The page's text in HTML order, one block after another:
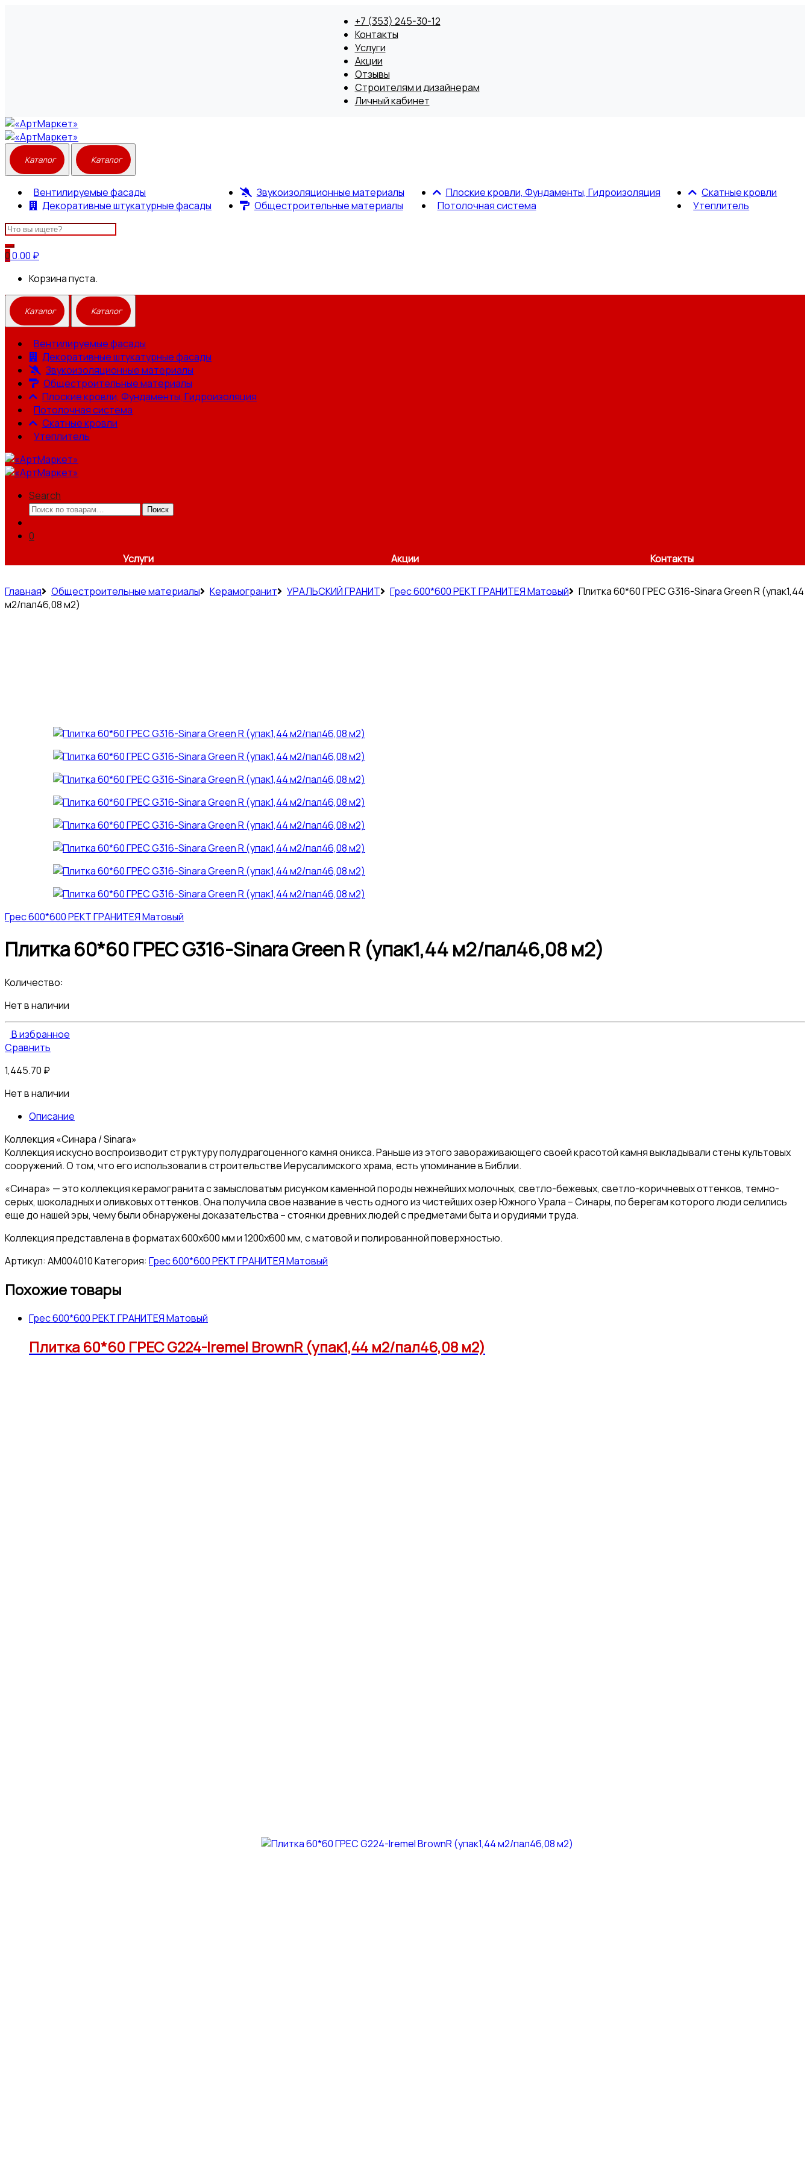
Вентилируемые фасады
Декоративные штукатурные фасады
Звукоизоляционные материалы
Общестроительные материалы
Плоские кровли, Фундаменты, Гидроизоляция
Потолочная система
Скатные кровли
Утеплитель
Search
for:
00.00 ₽
Корзина пуста.
+7 (353) 245-30-12
Контакты
Услуги
Акции
Отзывы
Строителям и дизайнерам
Личный кабинет
Вентилируемые фасады
Декоративные штукатурные фасады
Звукоизоляционные материалы
Общестроительные материалы
Плоские кровли, Фундаменты, Гидроизоляция
Потолочная система
Скатные кровли
Утеплитель
Search
Искать:
Поиск
0
Услуги
Акции Контакты
Главная Общестроительные материалы Керамогранит УРАЛЬСКИЙ ГРАНИТ Грес 600*600 РЕКТ ГРАНИТЕЯ Матовый
Плитка 60*60 ГРЕС G316-Sinara Green R (упак1,44
м2/пал46,08 м2)
Грес 600*600 РЕКТ ГРАНИТЕЯ Матовый
Плитка 60*60 ГРЕС G316-Sinara Green R (упак1,44 м2/пал46,08 м2)
Количество:
Нет в наличии
В избранное
Сравнить
1,445.70 ₽
Нет в наличии
Описание
Коллекция «Синара / Sinara»
Коллекция искусно воспроизводит структуру полудрагоценного камня оникса. Раньше из этого завораживающего своей красотой камня выкладывали стены культовых
сооружений. О том, что его использовали в строительстве Иерусалимского храма, есть упоминание в Библии.
«Синара» — это коллекция керамогранита с замысловатым рисунком каменной породы нежнейших молочных, светло-бежевых, светло-коричневых оттенков, темно-
серых, шоколадных и оливковых оттенков. Она получила свое название в честь одного из чистейших озер Южного Урала – Синары, по берегам которого люди селились
еще до нашей эры, чему были обнаружены доказательства – стоянки древних людей с предметами быта и орудиями труда.
Коллекция представлена в форматах 600х600 мм и 1200х600 мм, с матовой и полированной поверхностью.
Артикул: АМ004010Категория: Грес 600*600 РЕКТ ГРАНИТЕЯ Матовый
Похожие товары
Грес 600*600 РЕКТ ГРАНИТЕЯ Матовый
Плитка 60*60 ГРЕС G224-Iremel BrownR (упак1,44 м2/пал46,08 м2)